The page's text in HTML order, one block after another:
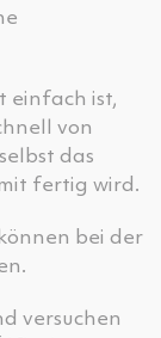
einfach ist,
von
das
fertig wird.
bei der
versuchen